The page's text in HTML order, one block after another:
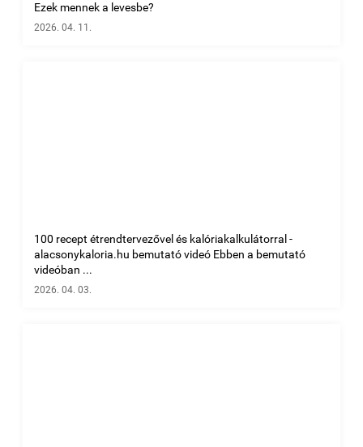
Ezek mennek a levesbe?
2026. 04. 11.
100 recept étrendtervezővel és kalóriakalkulátorral -
alacsonykaloria.hu bemutató videó Ebben a bemutató
videóban ...
2026. 04. 03.